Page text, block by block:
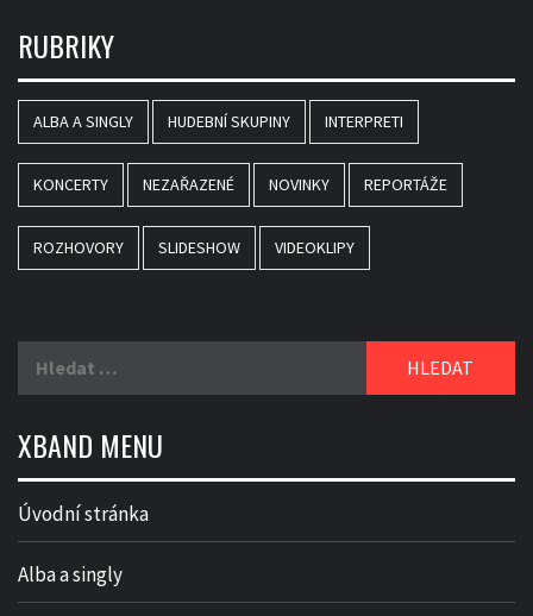
RUBRIKY
ALBA A SINGLY HUDEBNÍ SKUPINY INTERPRETI
KONCERTY NEZAŘAZENÉ NOVINKY REPORTÁŽE
ROZHOVORY SLIDESHOW VIDEOKLIPY
XBAND MENU
Úvodní stránka
Alba a singly